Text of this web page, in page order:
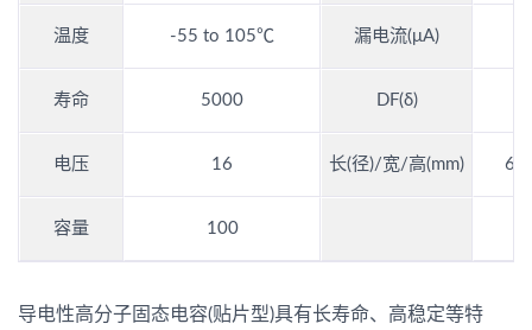
温度 -55 to 105℃ 漏电流(μA)
寿命 5000 DF(δ)
电压 16 长(径)/宽/高(mm)
容量 100
导电性高分子固态电容(贴片型)具有长寿命、高稳定等特